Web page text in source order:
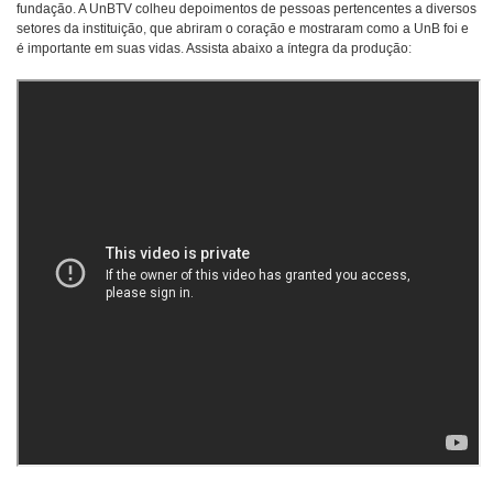
fundação. A UnBTV colheu depoimentos de pessoas pertencentes a diversos
setores da instituição, que abriram o coração e mostraram como a UnB foi e
é importante em suas vidas. Assista abaixo a íntegra da produção: